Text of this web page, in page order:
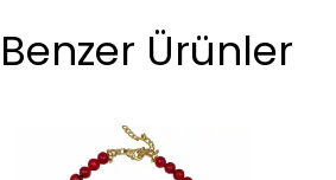
Benzer Ürünler